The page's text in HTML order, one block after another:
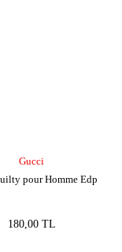
Gucci
pour Homme Edp
180,00 TL